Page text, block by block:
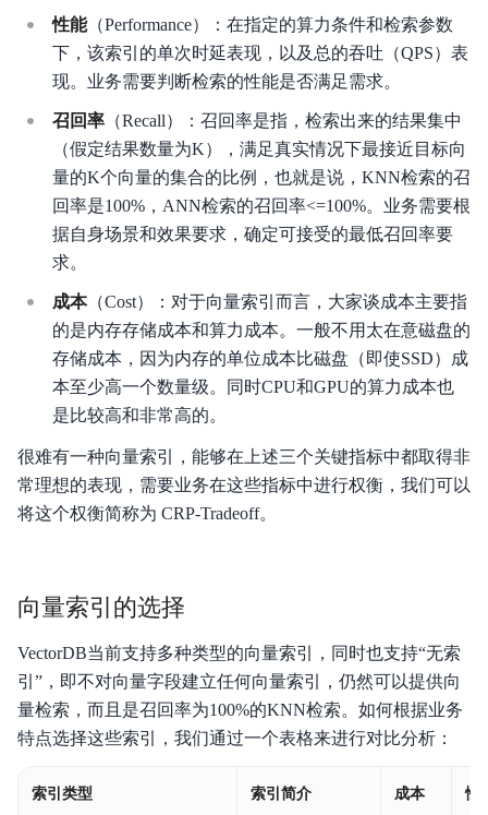
性能（Performance）：在指定的算力条件和检索参数
下，该索引的单次时延表现，以及总的吞吐（QPS）表
现。业务需要判断检索的性能是否满足需求。
召回率 （Recall）：召回率是指，检索出来的结果集中
（假定结果数量为K），满足真实情况下最接近目标向
量的K个向量的集合的比例，也就是说，KNN检索的召
回率是100%，ANN检索的召回率<=100%。业务需要根
据自身场景和效果要求，确定可接受的最低召回率要
求。
成本（Cost）：对于向量索引而言，大家谈成本主要指
的是内存存储成本和算力成本。一般不用太在意磁盘的
存储成本，因为内存的单位成本比磁盘（即使SSD）成
本至少高一个数量级。同时CPU和GPU的算力成本也
是比较高和非常高的。
很难有一种向量索引，能够在上述三个关键指标中都取得非
常理想的表现，需要业务在这些指标中进行权衡，我们可以
将这个权衡简称为 CRP-Tradeoff。
向量索引的选择
VectorDB当前支持多种类型的向量索引，同时也支持“无索
引”，即不对向量字段建立任何向量索引，仍然可以提供向
量检索，而且是召回率为100%的KNN检索。如何根据业务
特点选择这些索引，我们通过一个表格来进行对比分析：
索引类型 索引简介 成本 性